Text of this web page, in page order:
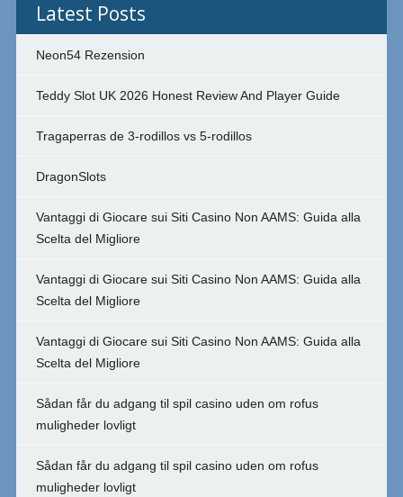
Latest Posts
Neon54 Rezension
Teddy Slot UK 2026 Honest Review And Player Guide
Tragaperras de 3-rodillos vs 5-rodillos
DragonSlots
Vantaggi di Giocare sui Siti Casino Non AAMS: Guida alla
Scelta del Migliore
Vantaggi di Giocare sui Siti Casino Non AAMS: Guida alla
Scelta del Migliore
Vantaggi di Giocare sui Siti Casino Non AAMS: Guida alla
Scelta del Migliore
Sådan får du adgang til spil casino uden om rofus
muligheder lovligt
Sådan får du adgang til spil casino uden om rofus
muligheder lovligt